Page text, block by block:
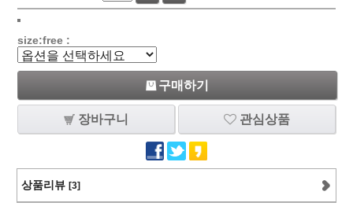
size:free :
구매하기
장바구니 관심상품
상품리뷰 [3]